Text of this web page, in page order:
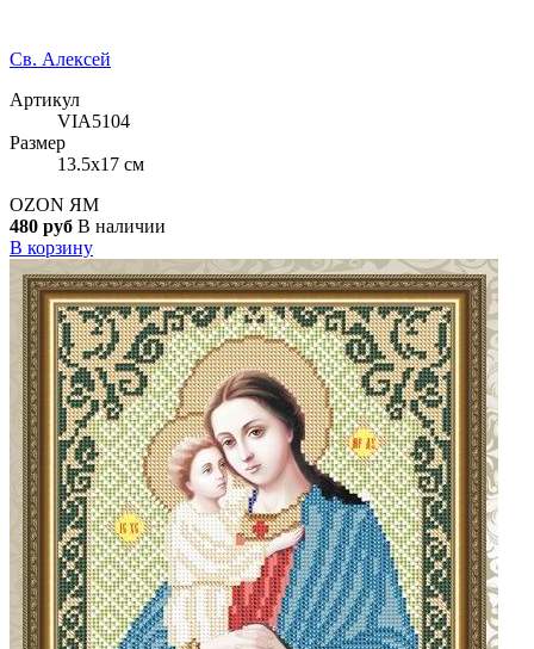
Св. Алексей
Артикул
VIA5104
Размер
13.5x17 см
OZON ЯМ
480 руб В наличии
В корзину